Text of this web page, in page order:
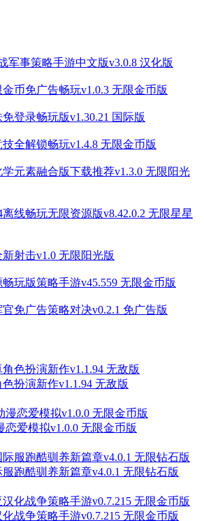
军事策略手游中文版v3.0.8 汉化版
币免广告畅玩v1.0.3 无限金币版
登录畅玩版v1.30.21 国际版
全解锁畅玩v1.4.8 无限金币版
元素融合版下载推荐v1.3.0 无限阳光